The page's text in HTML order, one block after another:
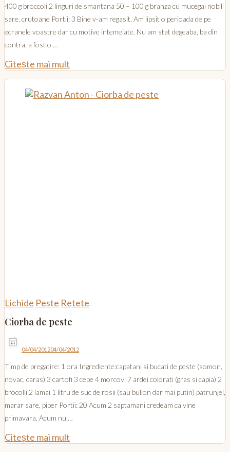
400 g broccoli 2 linguri de smantana 50 – 100 g branza cu mucegai nobil
sare, crutoane Portii: 3 Bine v-am regasit. Am lipsit o perioada de pe
ecranele voastre dar cu motive intemeiate. Nu am stat degeaba, ba din
contra, a fost o …
Citește mai mult
Lichide Peste Retete
Ciorba de peste
04/04/201204/04/2012
Timp de pregatire: 1 ora Ingrediente:capatani si bucati de peste (somon,
novac, caras) 3 cartofi 3 cepe 4 morcovi 7 ardei colorati (gras si capia) 2
brocolli 2 lamai 1 litru de suc de rosii (sau bulion dar mai putin) patrunjel,
marar sare, piper Portii: 20 Acum 2 saptamani credeam ca vine
primavara. Acum nu …
Citește mai mult